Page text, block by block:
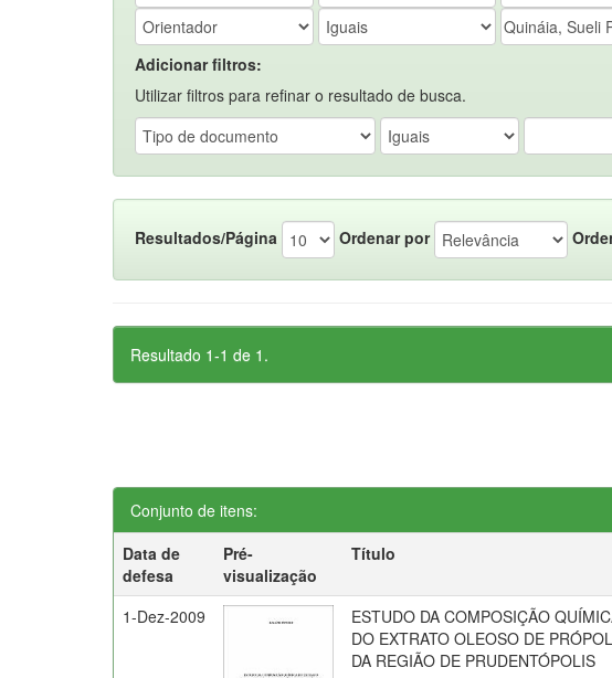
Adicionar filtros:
Utilizar filtros para refinar o resultado de busca.
Resultados/Página Ordenar por
Resultado 1-1 de 1.
Conjunto de itens:
Data de
defesa
Pré-
visualização
Título
1-Dez-2009
ESTUDO DA COMPOSIÇÃO
DO EXTRATO OLEOSO DE
DA REGIÃO DE PRUDENTÓPOLIS